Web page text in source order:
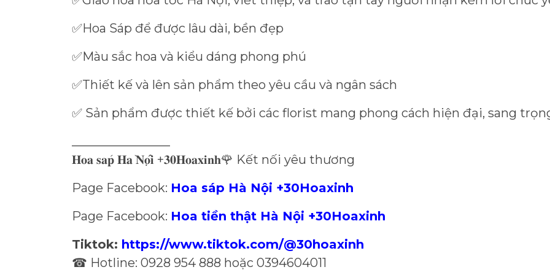
✅Hoa Sáp để được lâu dài, bền đẹp
✅Màu sắc hoa và kiểu dáng phong phú
✅Thiết kế và lên sản phẩm theo yêu cầu và ngân sách
✅ Sản phẩm được thiết kế bởi các florist mang phong cách hiện đại, sang
𝐇𝐨𝐚 𝐬𝐚𝐩 𝐇𝐚̀𝐍𝐨𝐢 +𝟑𝟎𝐇𝐨𝐚𝐱𝐢𝐧𝐡🌹 Kết nối yêu thương
Page Facebook: Hoa sáp Hà Nội +30Hoaxinh
Page Facebook: Hoa tiền thật Hà Nội +30Hoaxinh
Tiktok: https://www.tiktok.com/@30hoaxinh
☎ Hotline: 0928 954 888 hoặc 0394604011